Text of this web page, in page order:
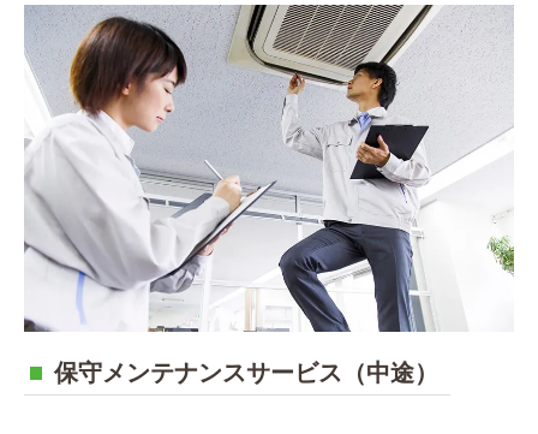
保守メンテナンスサービス（中途）